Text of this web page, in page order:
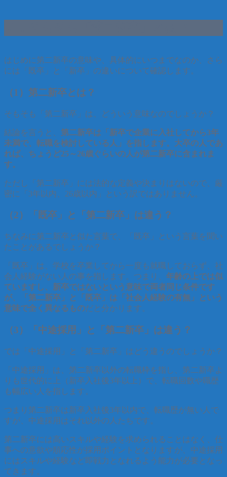
はじめに第二新卒の意味や、具体的にいつまでなのか、さら
には「既卒」と「新卒」の違いについて確認します。
（1）第二新卒とは？
そもそも「第二新卒」は、どういう意味なのでしょうか？
結論を言うと、 第二新卒は「新卒で企業に入社してから3年
未満で、転職を検討している人」を指します。大卒の人であ
れば、ちょうど25～26歳ぐらいの人が第二新卒に含まれま
す。
ただし「第二新卒」には法的な定義や決まりはないので、厳
密に「3年以内、26歳以内」という訳ではありません。
（2）「既卒」と「第二新卒」は違う？
ちなみに第二新卒と似た言葉で、「既卒」という言葉を聞い
たことがあるでしょうか？
「既卒」は、学校を卒業してから一度も就職しておらず、社
会人経験がない人の事を指します。つまり、 年齢の上では似
ていますし、新卒ではないという意味で両者同じ条件です
が、「第二新卒」と「既卒」は「社会人経験の有無」という
意味で全く異なるものだと分かります。
（3）「中途採用」と「第二新卒」は違う？
では「中途採用」と「第二新卒」はどう違うのでしょうか？
「中途採用」は、第二新卒以外の転職枠を指し、第二新卒よ
りも世代的に上（新卒入社後3年以上）で、転職回数や職歴
も幅広い人を指します。
つまり第二新卒は新卒入社後3年以内で、転職歴が無い人で
すが、中途採用はそれ以外の人たちです。
第二新卒には高いスキルや経験を求められることはなく、仕
事への意欲や順応性が採用ポイントとなりますが、中途採用
にはスキルや経験など即戦力となれるよう能力が必要となっ
てきます。